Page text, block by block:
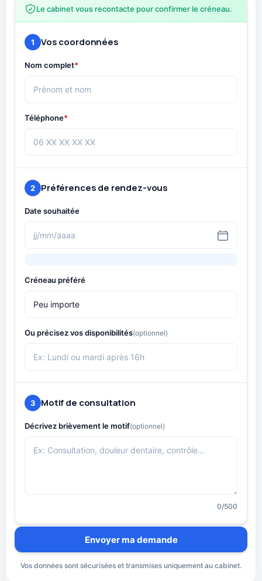
Le cabinet vous recontacte pour confirmer le créneau.
1 Vos coordonnées
Nom complet*
Téléphone*
2 Préférences de rendez-vous
Date souhaitée
Créneau préféré
Ou précisez vos disponibilités(optionnel)
3 Motif de consultation
Décrivez brièvement le motif(optionnel)
0/500
Envoyer ma demande
Vos données sont sécurisées et transmises uniquement au cabinet.